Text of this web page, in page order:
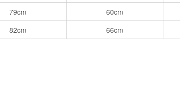
79cm 60cm
82cm 66cm